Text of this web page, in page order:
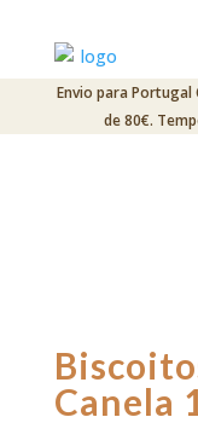
Envio para
de 80€.
Canela